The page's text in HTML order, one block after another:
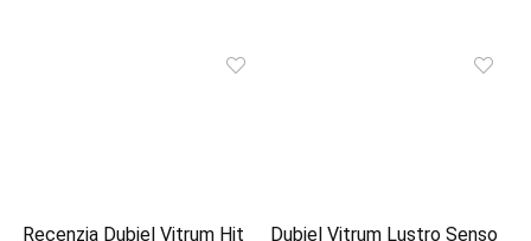
Recenzja Dubiel Vitrum Hit
Dubiel Vitrum Lustro Senso